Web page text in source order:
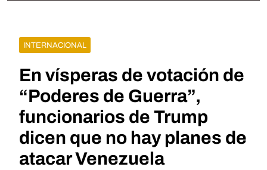
INTERNACIONAL
En vísperas de votación de
“Poderes de Guerra”,
funcionarios de Trump
dicen que no hay planes de
atacar Venezuela